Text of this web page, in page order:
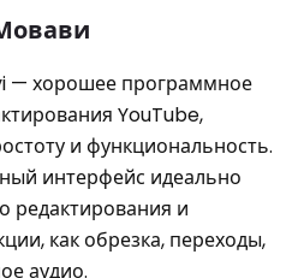
— хорошее программное
YouTube,
и функциональность.
интерфейс идеально
редактирования и
как обрезка, переходы,
аудио.